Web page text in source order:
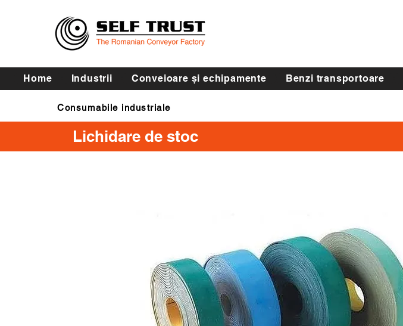
Home Industrii Conveioare și echipamente Benzi transportoare
Consumabile industriale
Curele de transmisie
Lichidare de stoc